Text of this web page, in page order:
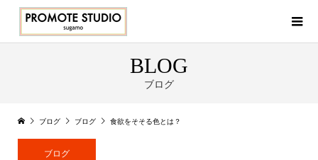
BLOG
ブログ
ブログ ブログ 食欲をそそる色とは？
ブログ